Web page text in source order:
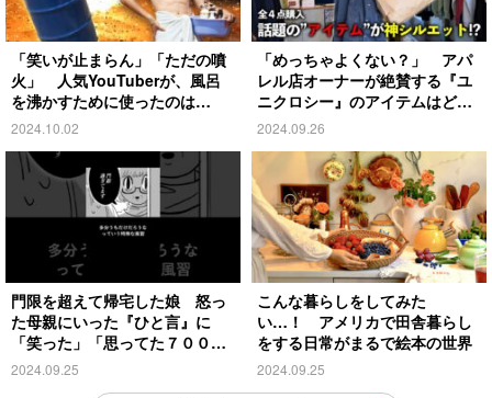
「笑いが止まらん」「ただの噴
火」 人気YouTuberが、風呂
を沸かすために使ったのは…
2024.10.02
「めっちゃよくない？」 アパ
レル店オーナーが絶賛する『ユ
ニクロシー』のアイテムはど
れ？
2024.09.26
門限を超えて帰宅した娘 怒っ
た母親にいった『ひと言』に
「笑った」「思ってた７００倍
特殊」
2024.09.25
こんな暮らしをしてみた
い…！ アメリカで田舎暮らし
をする日常がまるで絵本の世界
2024.09.25